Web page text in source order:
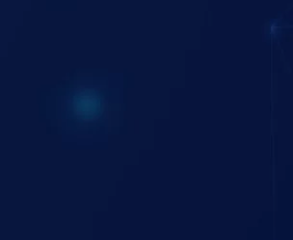
سوف نستعرض اهم وافضل شركات كوالين في
واحدة من أفضل شركات